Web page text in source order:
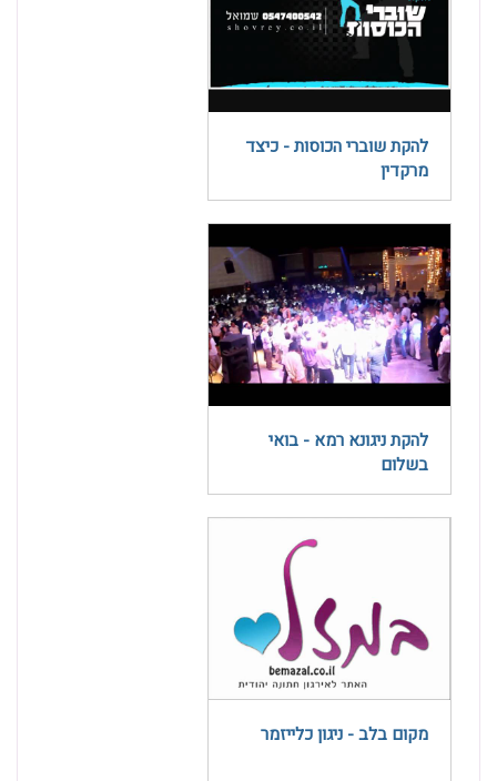
להקת שוברי הכוסות - כיצד
מרקדין
להקת ניגונא רמא - בואי
בשלום
מקום בלב - ניגון כלייזמר